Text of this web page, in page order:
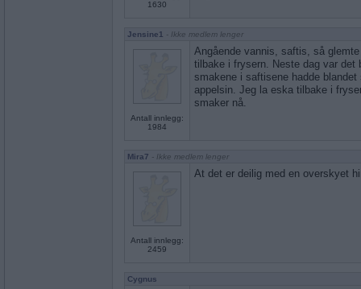
1630
Jensine1 - Ikke medlem lenger
Antall innlegg:
1984
Angående vannis, saftis, så
tilbake i frysern. Neste dag var
smakene i saftisene hadde
appelsin. Jeg la eska tilbake i
smaker nå.
Mira7 - Ikke medlem lenger
Antall innlegg:
2459
At det er deilig med en overskyet
Cygnus